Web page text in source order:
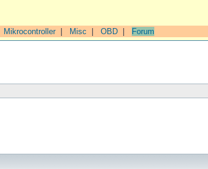
Mikrocontroller| Misc OBD Forum